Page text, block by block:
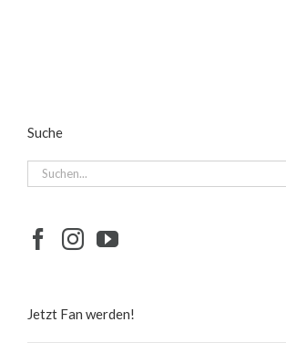
Suche
Suche
nach:
Jetzt Fan werden!